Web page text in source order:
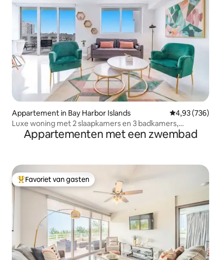
Appartement in Bay Harbor Islands Gemiddelde
4,93 (736)
Luxe woning met 2 slaapkamers en 3 badkamers,
wandeling naar het strand, zwembad, jacuzzi
Appartementen met een zwembad
Topfavoriet van gasten
Favoriet van gasten